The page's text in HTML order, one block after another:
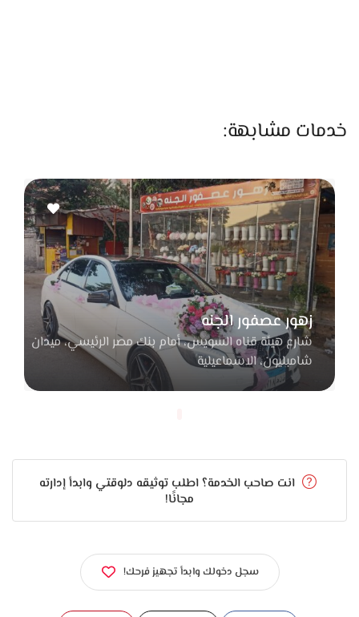
خدمات مشابهة:
زهور عصفور الجنه
شارع هيئة قناه السويس، أمام بنك مصر الرئيسي، ميدان
شامبليون، الاسماعيلية
انت صاحب الخدمة؟ اطلب توثيقه دلوقتي وابدأ إدارته
مجانًا!
سجل دخولك وابدأ تجهيز فرحك!